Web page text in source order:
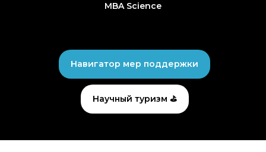
MBA Science
Навигатор мер поддержки
Научный туризм ⛳